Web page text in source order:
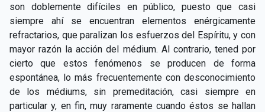
son doblemente difíciles en público, puesto que casi
siempre ahí se encuentran elementos enérgicamente
refractarios, que paralizan los esfuerzos del Espíritu, y con
mayor razón la acción del médium. Al contrario, tened por
cierto que estos fenómenos se producen de forma
espontánea, lo más frecuentemente con desconocimiento
de los médiums, sin premeditación, casi siempre en
particular y, en fin, muy raramente cuando éstos se hallan